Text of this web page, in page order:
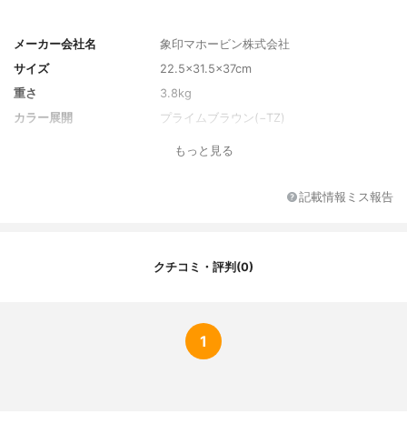
メーカー会社名
象印マホービン株式会社
サイズ
22.5×31.5×37cm
重さ
3.8kg
カラー展開
プライムブラウン(−TZ)
もっと見る
記載情報ミス報告
クチコミ・評判(0)
1